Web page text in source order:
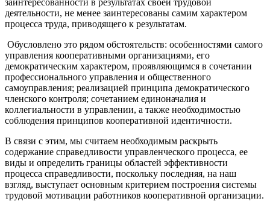
деятельности, не менее заинтересованы самим характером
процесса труда, приводящего к результатам.
Обусловлено это рядом обстоятельств: особенностями самого
управления кооперативными организациями, его
демократическим характером, проявляющимся в сочетании
профессионального управления и общественного
самоуправления; реализацией принципа демократического
членского контроля; сочетанием единоначалия и
коллегиальности в управлении, а также необходимостью
соблюдения принципов кооперативной идентичности.
В связи с этим, мы считаем необходимым раскрыть
содержание справедливости управленческого процесса, ее
виды и определить границы областей эффективности
процесса справедливости, поскольку последняя, на наш
взгляд, выступает основным критерием построения системы
трудовой мотивации работников кооперативной организации.